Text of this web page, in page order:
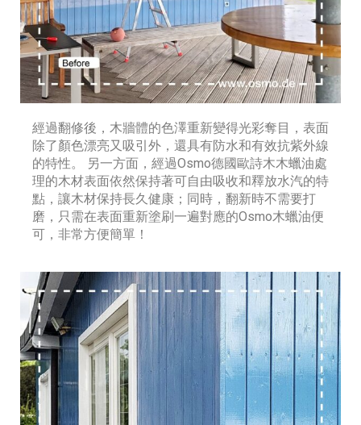
經過翻修後，木牆體的色澤重新變得光彩奪目，表面
除了顏色漂亮又吸引外，還具有防水和有效抗紫外線
的特性。 另一方面，經過Osmo德國歐詩木木蠟油處
理的木材表面依然保持著可自由吸收和釋放水汽的特
點，讓木材保持長久健康；同時，翻新時不需要打
磨，只需在表面重新塗刷一遍對應的Osmo木蠟油便
可，非常方便簡單！